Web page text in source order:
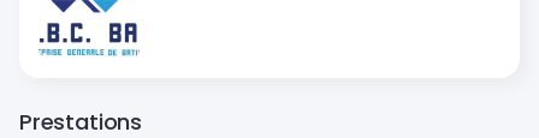
Prestations